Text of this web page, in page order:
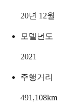
20년 12월
모델년도
2021
주행거리
491,108km